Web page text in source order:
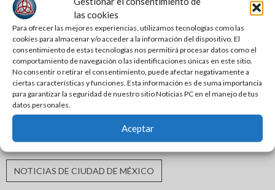
las cookies
Para ofrecer las mejores experiencias, utilizamos tecnologías como las
cookies para almacenar y/o acceder a la información del dispositivo. El
consentimiento de estas tecnologías nos permitirá procesar datos como el
comportamiento de navegación o las identificaciones únicas en este sitio.
No consentir o retirar el consentimiento, puede afectar negativamente a
ciertas características y funciones. Esta información es de suma importancia
para garantizar la seguridad de nuestro sitio Noticias PC en el manejo de tus
datos personales.
Aceptar
GUARDIA ESTATAL
INFRAESTRUCTURA HIDRÁULICA
INFRAESTRUCTURA URBANA MATAMOROS
MORENA MÓNICA VILLARREAL ANAYA
NOTICIAS DE CIUDAD DE MÉXICO